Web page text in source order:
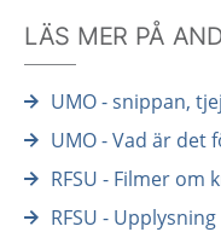
LÄS MER PÅ
UMO - snippan,
UMO - Vad är det
RFSU - Filmer om
RFSU -